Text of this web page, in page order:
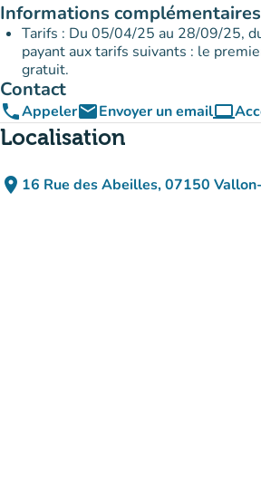
Informations complémentaires
Tarifs : Du 05/04/25 au 28/09/25,
payant aux tarifs suivants : le
gratuit.
Contact
phoneAppeleremailEnvoyer un emailcomputer
Localisation
place 16 Rue des Abeilles, 07150(ouvrir
(nouvel